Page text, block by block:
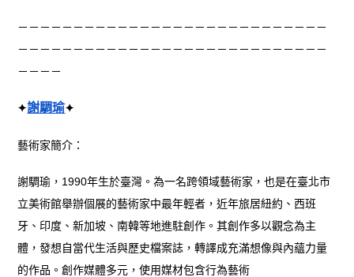
－－－－－－－－－－－－－－－－－－－－－－－－－－－－
－－－－－－－－－－－－－－－－－－－－－－－－－－－－
－－－－
✦謝騆瑜✦
藝術家簡介：
謝騆瑜，1990年生於臺灣。為一名跨領域藝術家，也是在臺北市
立美術館舉辦個展的藝術家中最年輕者，近年旅居紐約、西班
牙、印度、新加坡、南韓等地進駐創作。其創作多以觀念為主
體，發想自當代生活與歷史檔案誌，轉譯成充滿想像與內蘊力量
的作品。創作媒體多元，使用媒材包含行為藝術